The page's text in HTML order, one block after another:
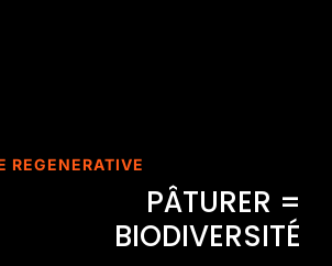
REGENERATIVE
PÂTURER =
BIODIVERSITÉ